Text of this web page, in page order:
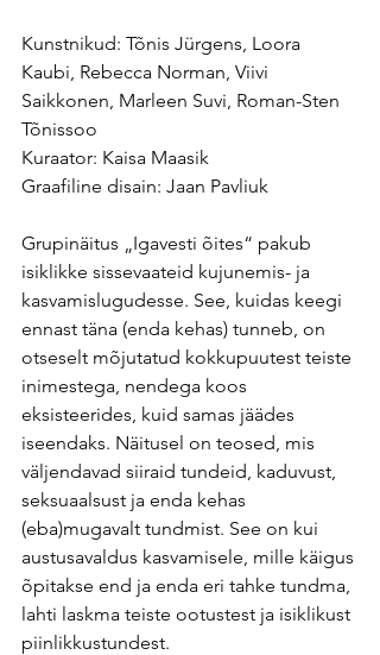
Kunstnikud: Tõnis Jürgens, Loora
Kaubi, Rebecca Norman, Viivi
Saikkonen, Marleen Suvi, Roman-Sten
Tõnissoo
Kuraator: Kaisa Maasik
Graafiline disain: Jaan Pavliuk
Grupinäitus „Igavesti õites“ pakub
isiklikke sissevaateid kujunemis- ja
kasvamislugudesse. See, kuidas keegi
ennast täna (enda kehas) tunneb, on
otseselt mõjutatud kokkupuutest teiste
inimestega, nendega koos
eksisteerides, kuid samas jäädes
iseendaks. Näitusel on teosed, mis
väljendavad siiraid tundeid, kaduvust,
seksuaalsust ja enda kehas
(eba)mugavalt tundmist. See on kui
austusavaldus kasvamisele, mille käigus
õpitakse end ja enda eri tahke tundma,
lahti laskma teiste ootustest ja isiklikust
piinlikkustundest.